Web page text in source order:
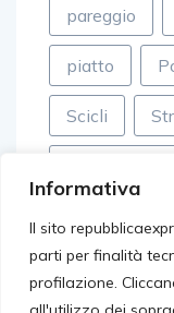
Informativa
Il sito
parti per finalità
profilazione.
pareggio
piatto
Scicli
villageonline